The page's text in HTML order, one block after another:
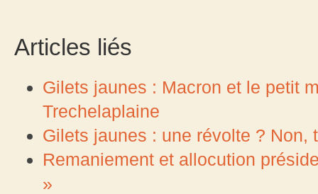
Articles liés
Gilets jaunes : Macron et le petit
Trechelaplaine
Gilets jaunes : une révolte ? Non,
Remaniement et allocution
»